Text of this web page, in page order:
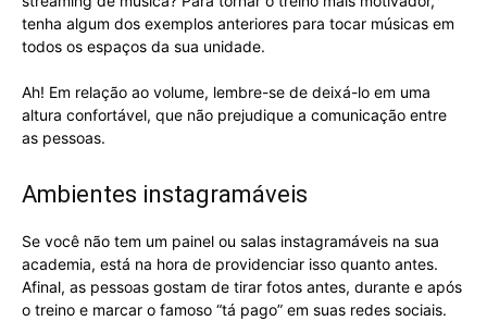
tenha algum dos exemplos anteriores para tocar músicas em
todos os espaços da sua unidade.
Ah! Em relação ao volume, lembre-se de deixá-lo em uma
altura confortável, que não prejudique a comunicação entre
as pessoas.
Ambientes instagramáveis
Se você não tem um painel ou salas instagramáveis na sua
academia, está na hora de providenciar isso quanto antes.
Afinal, as pessoas gostam de tirar fotos antes, durante e após
o treino e marcar o famoso “tá pago” em suas redes sociais.